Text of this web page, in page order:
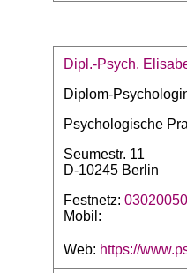
Dipl.-Psych.
Diplom-
Psychologische
Seumestr. 11
D-10245 Berlin
Festnetz:
Mobil:
Web: https://